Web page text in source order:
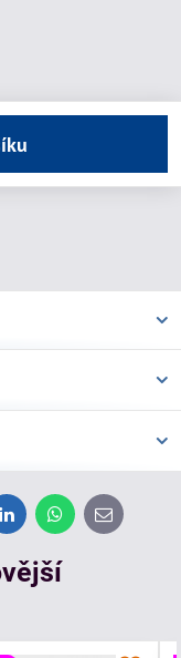
LinkedInWhatsApp
E-
mail